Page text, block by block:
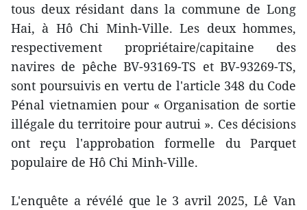
tous deux résidant dans la commune de Long
Hai, à Hô Chi Minh-Ville. Les deux hommes,
respectivement propriétaire/capitaine des
navires de pêche BV-93169-TS et BV-93269-TS,
sont poursuivis en vertu de l'article 348 du Code
Pénal vietnamien pour « Organisation de sortie
illégale du territoire pour autrui ». Ces décisions
ont reçu l'approbation formelle du Parquet
populaire de Hô Chi Minh-Ville.
L'enquête a révélé que le 3 avril 2025, Lê Van